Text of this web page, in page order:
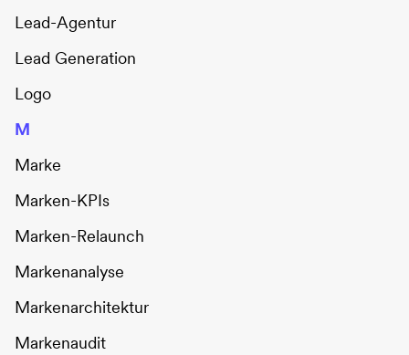
Lead-Agentur
Lead Generation
Logo
M
Marke
Marken-KPIs
Marken-Relaunch
Markenanalyse
Markenarchitektur
Markenaudit